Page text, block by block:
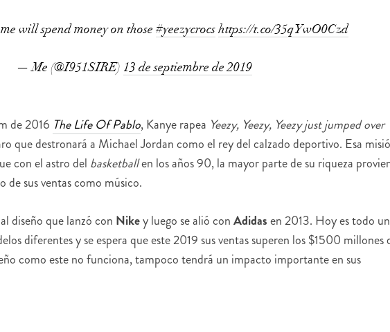
will spend money on those #yeezycrocshttps://t.co/35qYwO0Czd
— Me (@I951SIRE) 13 de septiembre de 2019
de 2016 The Life Of Pablo, Kanye rapea Yeezy, Yeezy, Yeezy just jumped over
que destronará a Michael Jordan como el rey del calzado deportivo. Esa
con el astro del basketballen los años 90, la mayor parte de su riqueza
de sus ventas como músico.
diseño que lanzó con Nikey luego se alió conAdidasen 2013. Hoy es todo un
diferentes y se espera que este 2019 sus ventas superen los $1500 millones
como este no funciona, tampoco tendrá un impacto importante en sus